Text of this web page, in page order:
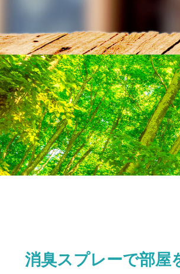
消臭スプレーで部屋